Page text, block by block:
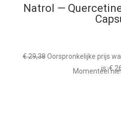
Natrol —
€29,38 Oorspronkelijke prijs
is: €
Momenteel